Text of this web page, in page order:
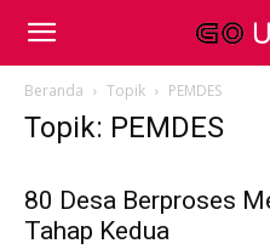
Beranda Topik PEMDES
Topik: PEMDES
80 Desa Berproses
Tahap Kedua